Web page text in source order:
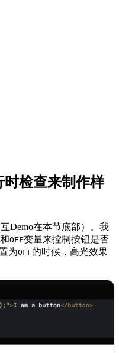
时检查来制作样
Demo在本节底部）。我
和OFF变量来控制按钮是否
为OFF的时候，高光效果